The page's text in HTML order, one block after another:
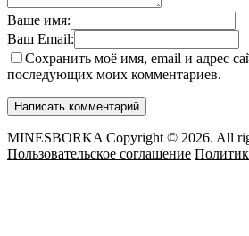
Ваше имя:
Ваш Email:
Сохранить моё имя, email и адрес
последующих моих комментариев.
MINESBORKA Copyright © 2026. All
Пользовательское соглашение